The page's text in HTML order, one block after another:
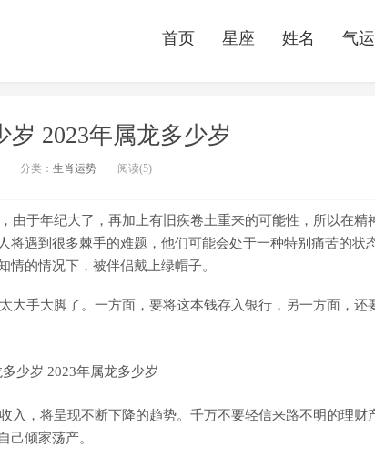
首页 星座 姓名 气运
岁 2023年属龙多少岁
分类： 生肖运势 阅读(5)
由于年纪大了，再加上有旧疾卷土重来的可能性，所以在精
将遇到很多棘手的难题，他们可能会处于一种特别痛苦的状
的情况下，被伴侣戴上绿帽子。
大手大脚了。一方面，要将这本钱存入银行，另一方面，还
入，将呈现不断下降的趋势。千万不要轻信来路不明的理财
己倾家荡产。